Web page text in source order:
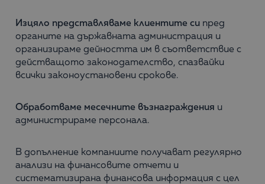
Изцяло представляваме клиентите си пред
органите на държавната администрация и
организираме дейността им в съответствие с
действащото законодателство, спазвайки
всички законоустановени срокове.
Обработваме месечните възнаграждения и
администрираме персонала.
В допълнение компаниите получават регулярно
анализи на финансовите отчети и
систематизирана финансова информация с цел